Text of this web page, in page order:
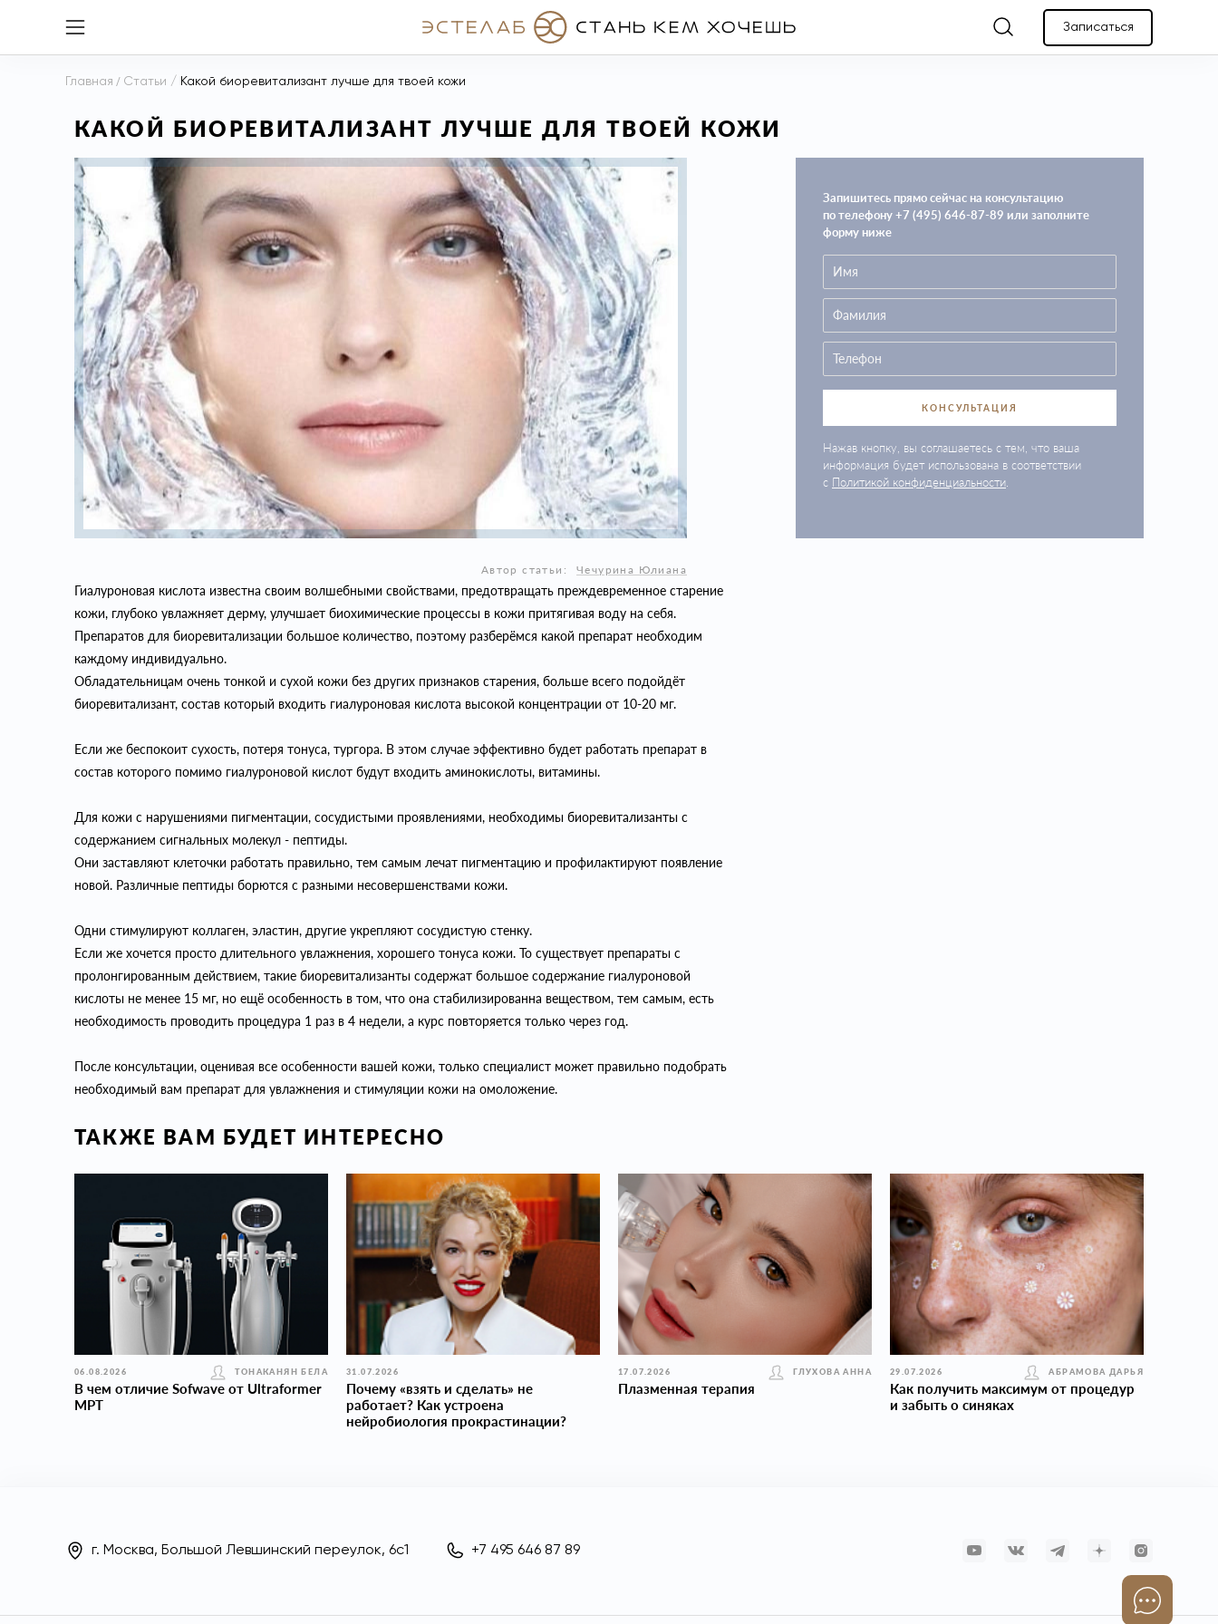
Записаться
Главная / Статьи / Какой биоревитализант лучше для твоей кожи
КАКОЙ БИОРЕВИТАЛИЗАНТ ЛУЧШЕ ДЛЯ ТВОЕЙ КОЖИ
Автор статьи: Чечурина Юлиана
Запишитесь прямо сейчас на консультацию
по телефону +7 (495) 646-87-89 или заполните
форму ниже
КОНСУЛЬТАЦИЯ
Нажав кнопку, вы соглашаетесь с тем, что ваша
информация будет использована в соответствии
с Политикой конфиденциальности
Гиалуроновая кислота известна своим волшебными свойствами, предотвращать преждевременное старение
кожи, глубоко увлажняет дерму, улучшает биохимические процессы в кожи притягивая воду на себя.
Препаратов для биоревитализации большое количество, поэтому разберёмся какой препарат необходим
каждому индивидуально.
Обладательницам очень тонкой и сухой кожи без других признаков старения, больше всего подойдёт
биоревитализант, состав который входить гиалуроновая кислота высокой концентрации от 10-20 мг.
Если же беспокоит сухость, потеря тонуса, тургора. В этом случае эффективно будет работать препарат в
состав которого помимо гиалуроновой кислот будут входить аминокислоты, витамины.
Для кожи с нарушениями пигментации, сосудистыми проявлениями, необходимы биоревитализанты с
содержанием сигнальных молекул - пептиды.
Они заставляют клеточки работать правильно, тем самым лечат пигментацию и профилактируют появление
новой. Различные пептиды борются с разными несовершенствами кожи.
Одни стимулируют коллаген, эластин, другие укрепляют сосудистую стенку.
Если же хочется просто длительного увлажнения, хорошего тонуса кожи. То существует препараты с
пролонгированным действием, такие биоревитализанты содержат большое содержание гиалуроновой
кислоты не менее 15 мг, но ещё особенность в том, что она стабилизированна веществом, тем самым, есть
необходимость проводить процедура 1 раз в 4 недели, а курс повторяется только через год.
После консультации, оценивая все особенности вашей кожи, только специалист может правильно подобрать
необходимый вам препарат для увлажнения и стимуляции кожи на омоложение.
ТАКЖЕ ВАМ БУДЕТ ИНТЕРЕСНО
06.08.2026 ТОНАКАНЯН БЕЛА
В чем отличие Sofwave от Ultraformer
MPT
31.07.2026
Почему «взять и сделать» не
работает? Как устроена
нейробиология прокраcтинации?
17.07.2026 ГЛУХОВА АННА
Плазменная терапия
29.07.2026 АБРАМОВА ДАРЬЯ
Как получить максимум от процедур
и забыть о синяках
г. Москва, Большой Левшинский переулок, 6с1 +7 495 646 87 89